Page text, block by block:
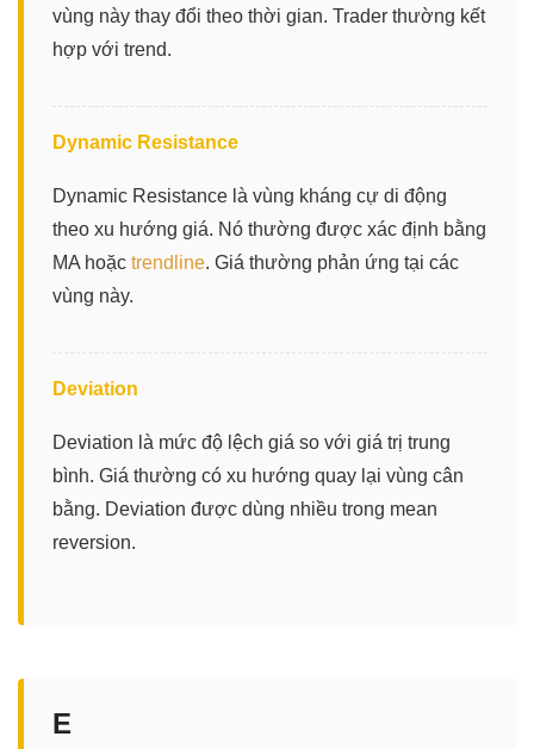
vùng này thay đổi theo thời gian. Trader thường kết
hợp với trend.
Dynamic Resistance
Dynamic Resistance là vùng kháng cự di động
theo xu hướng giá. Nó thường được xác định bằng
MA hoặc trendline. Giá thường phản ứng tại các
vùng này.
Deviation
Deviation là mức độ lệch giá so với giá trị trung
bình. Giá thường có xu hướng quay lại vùng cân
bằng. Deviation được dùng nhiều trong mean
reversion.
E